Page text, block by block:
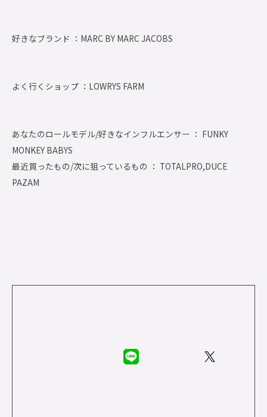
好きなブランド ： MARC BY MARC JACOBS
よく行くショップ ： LOWRYS FARM
あなたのロールモデル/好きなインフルエンサー ： FUNKY
MONKEY BABYS
最近買ったもの/次に狙っているもの ： TOTALPRO,DUCE
PAZAM